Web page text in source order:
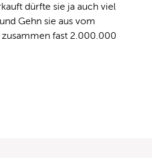
dürfte sie ja auch viel
Gehn sie aus vom
zusammen fast 2.000.000